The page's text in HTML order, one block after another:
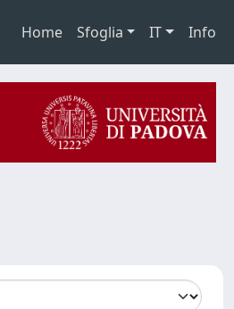
Home Sfoglia IT Info